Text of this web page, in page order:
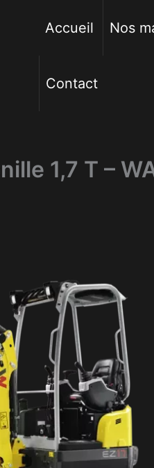
Accueil Nos
Contact
1,7 T –